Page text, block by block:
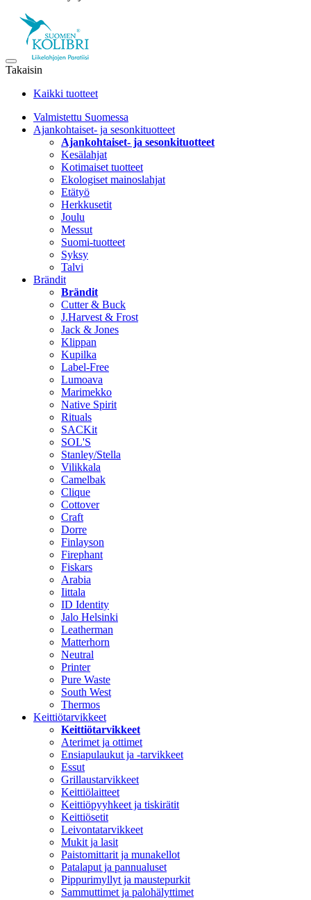
Takaisin
Kaikki tuotteet
Valmistettu Suomessa
Ajankohtaiset- ja sesonkituotteet
Ajankohtaiset- ja sesonkituotteet
Kesälahjat
Kotimaiset tuotteet
Ekologiset mainoslahjat
Etätyö
Herkkusetit
Joulu
Messut
Suomi-tuotteet
Syksy
Talvi
Brändit
Brändit
Cutter & Buck
J.Harvest & Frost
Jack & Jones
Klippan
Kupilka
Label-Free
Lumoava
Marimekko
Native Spirit
Rituals
SACKit
SOL'S
Stanley/Stella
Vilikkala
Camelbak
Clique
Cottover
Craft
Dorre
Finlayson
Firephant
Fiskars
Arabia
Iittala
ID Identity
Jalo Helsinki
Leatherman
Matterhorn
Neutral
Printer
Pure Waste
South West
Thermos
Keittiötarvikkeet
Keittiötarvikkeet
Aterimet ja ottimet
Ensiapulaukut ja -tarvikkeet
Essut
Grillaustarvikkeet
Keittiölaitteet
Keittiöpyyhkeet ja tiskirätit
Keittiösetit
Leivontatarvikkeet
Mukit ja lasit
Paistomittarit ja munakellot
Patalaput ja pannualuset
Pippurimyllyt ja maustepurkit
Sammuttimet ja palohälyttimet